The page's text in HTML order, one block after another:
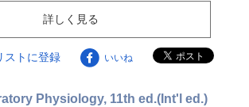
詳しく見る
ストに登録 いいね
Physiology, 11th ed.(Int'l ed.)